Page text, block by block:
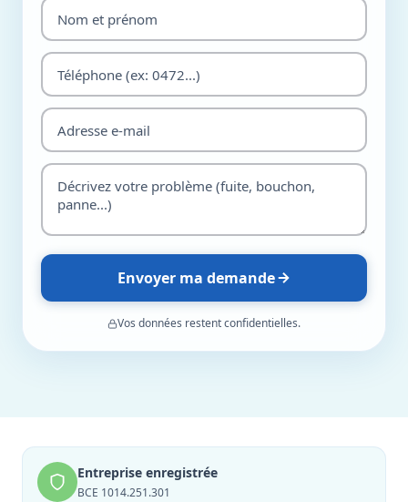
Envoyer ma demande
Vos données restent confidentielles.
Entreprise enregistrée
BCE 1014.251.301